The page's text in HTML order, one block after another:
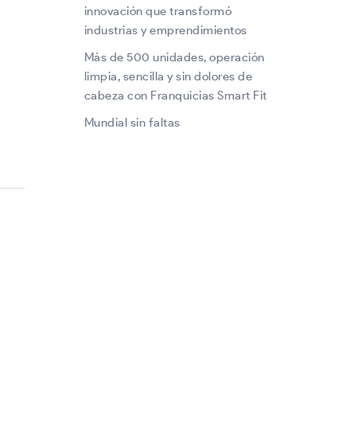
innovación que transformó
industrias y emprendimientos
Más de 500 unidades, operación
limpia, sencilla y sin dolores de
cabeza con Franquicias Smart Fit
Mundial sin faltas